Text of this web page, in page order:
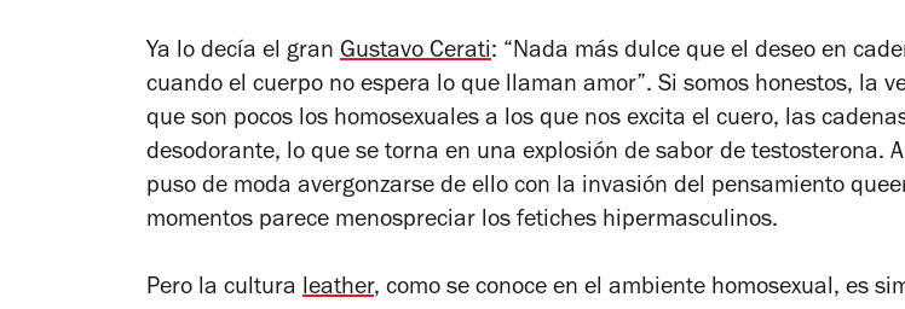
Ya lo decía el gran Gustavo Cerati: “Nada más dulce que el deseo en
cuando el cuerpo no espera lo que llaman amor”. Si somos honestos, la
que son pocos los homosexuales a los que nos excita el cuero, las
desodorante, lo que se torna en una explosión de sabor de testosterona.
puso de moda avergonzarse de ello con la invasión del pensamiento
momentos parece menospreciar los fetiches hipermasculinos.
Pero la cultura leather, como se conoce en el ambiente homosexual, es